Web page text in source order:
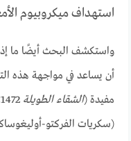
استهداف ميكروبيوم
واستكشف البحث أيضًا ما
أن يساعد في مواجهة هذه
مفيدة (الشقاء الطويلة